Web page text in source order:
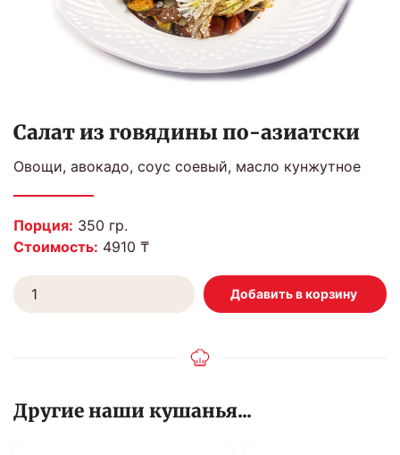
Салат из говядины по-азиатски
Овощи, авокадо, соус соевый, масло кунжутное
Порция: 350 гр.
Стоимость: 4910 ₸
Другие наши кушанья...